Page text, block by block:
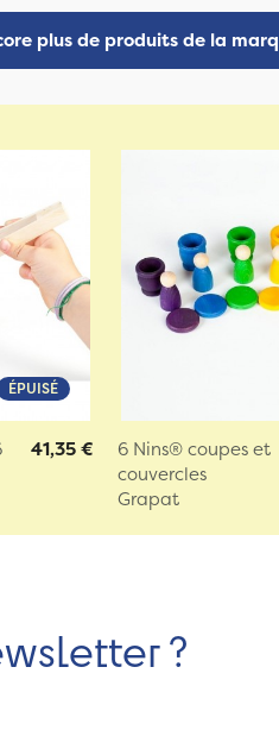
plus de produits de la
ÉPUISÉ
41,35 €
6 Nins® coupes et
couvercles
Grapat
?